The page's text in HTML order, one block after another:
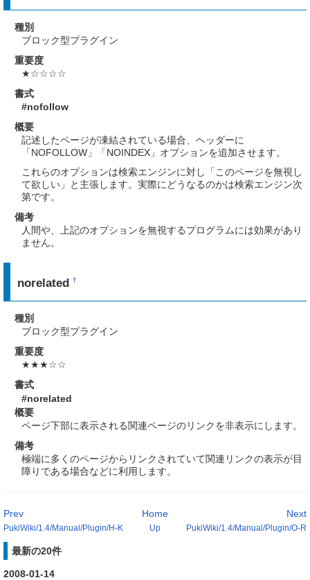
種別
ブロック型プラグイン
重要度
★☆☆☆☆
書式
#nofollow
概要
記述したページが凍結されている場合、ヘッダーに
「NOFOLLOW」「NOINDEX」オプションを追加させます。
これらのオプションは検索エンジンに対し「このページを無視し
て欲しい」と主張します。実際にどうなるのかは検索エンジン次
第です。
備考
人間や、上記のオプションを無視するプログラムには効果があり
ません。
norelated†
種別
ブロック型プラグイン
重要度
★★★☆☆
書式
#norelated
概要
ページ下部に表示される関連ページのリンクを非表示にします。
備考
極端に多くのページからリンクされていて関連リンクの表示が目
障りである場合などに利用します。
Prev
PukiWiki/1.4/Manual/Plugin/H-K
Next
PukiWiki/1.4/Manual/Plugin/O-R
Home
Up
最新の20件
2008-01-14